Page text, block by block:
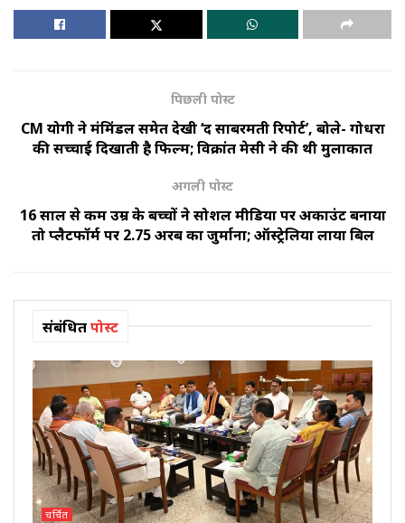
पिछली पोस्ट
CM योगी ने मंत्रिमंडल समेत देखी ‘द साबरमती रिपोर्ट’, बोले- गोधरा
की सच्चाई दिखाती है फिल्म; विक्रांत मेसी ने की थी मुलाकात
अगली पोस्ट
16 साल से कम उम्र के बच्चों ने सोशल मीडिया पर अकाउंट बनाया
तो प्लैटफॉर्म पर ₹2.75 अरब का जुर्माना; ऑस्ट्रेलिया लाया बिल
संबंधितपोस्ट
चर्चित